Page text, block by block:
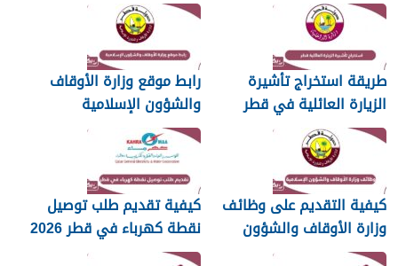
طريقة استخراج تأشيرة
الزيارة العائلية في قطر
2026
رابط موقع وزارة الأوقاف
والشؤون الإسلامية
islam.gov.qa
كيفية التقديم على وظائف
وزارة الأوقاف والشؤون
الإسلامية قطر 2026
كيفية تقديم طلب توصيل
نقطة كهرباء في قطر 2026